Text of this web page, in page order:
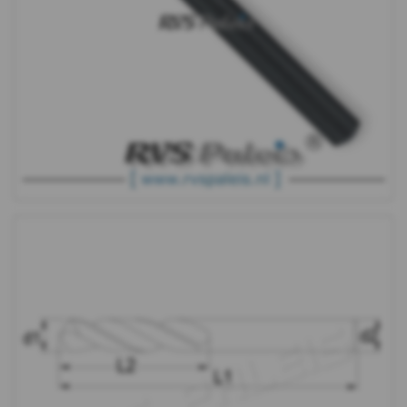
14,5mm
Kort
16mm